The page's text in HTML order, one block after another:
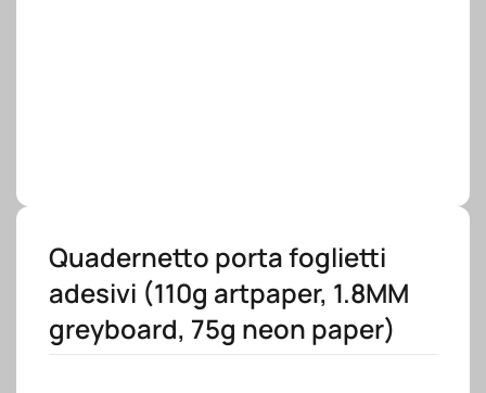
Quadernetto porta foglietti
adesivi (110g artpaper, 1.8MM
greyboard, 75g neon paper)